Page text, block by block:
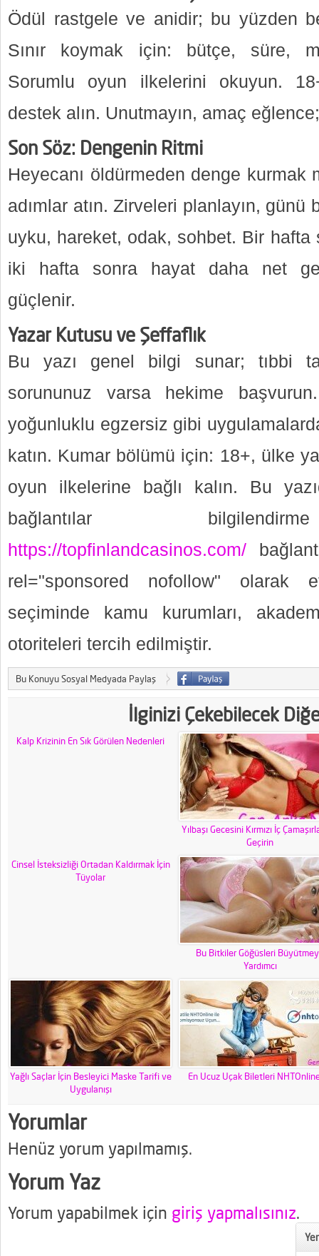
Ödül rastgele ve anidir; bu yüzden
Sınır koymak için: bütçe, süre,
Sorumlu oyun ilkelerini okuyun.
destek alın. Unutmayın, amaç
Son Söz: Dengenin Ritmi
Heyecanı öldürmeden denge kurmak
adımlar atın. Zirveleri planlayın,
uyku, hareket, odak, sohbet. Bir
iki hafta sonra hayat daha net
güçlenir.
Yazar Kutusu ve Şeffaflık
Bu yazı genel bilgi sunar; tıbbi
sorununuz varsa hekime
yoğunluklu egzersiz gibi
katın. Kumar bölümü için: 18+, ülke
oyun ilkelerine bağlı kalın. Bu
bağlantılar
https://topfinlandcasinos.com/
rel="sponsored nofollow" olarak
seçiminde kamu kurumları,
otoriteleri tercih edilmiştir.
Bu Konuyu Sosyal Medyada Paylaş
İlginizi Çekebilecek
Kalp Krizinin En Sık Görülen Nedenleri
Yılbaşı Gecesini Kırmızı İç
Geçirin
Cinsel İsteksizliği Ortadan Kaldırmak İçin
Tüyolar
Bu Bitkiler Göğüsleri
Yardımcı
Yağlı Saçlar İçin Besleyici Maske Tarifi ve
Uygulanışı
En Ucuz Uçak Biletleri
Yorumlar
Henüz yorum yapılmamış.
Yorum Yaz
Yorum yapabilmek için giriş yapmalısınız.